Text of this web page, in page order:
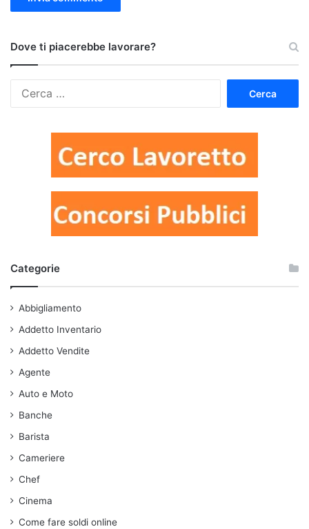
Dove ti piacerebbe lavorare?
Categorie
Abbigliamento
Addetto Inventario
Addetto Vendite
Agente
Auto e Moto
Banche
Barista
Cameriere
Chef
Cinema
Come fare soldi online